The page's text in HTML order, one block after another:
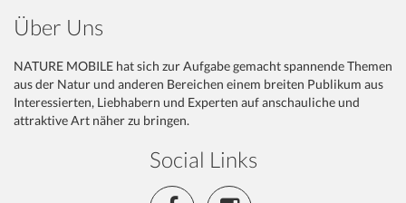
Über Uns
NATURE MOBILE hat sich zur Aufgabe gemacht spannende Themen
aus der Natur und anderen Bereichen einem breiten Publikum aus
Interessierten, Liebhabern und Experten auf anschauliche und
attraktive Art näher zu bringen.
Social Links